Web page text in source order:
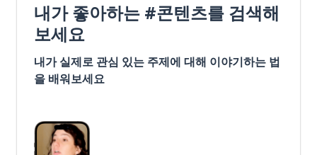
내가 좋아하는 #콘텐츠를 검색해
보세요
내가 실제로 관심 있는 주제에 대해 이야기하는 법
을 배워보세요